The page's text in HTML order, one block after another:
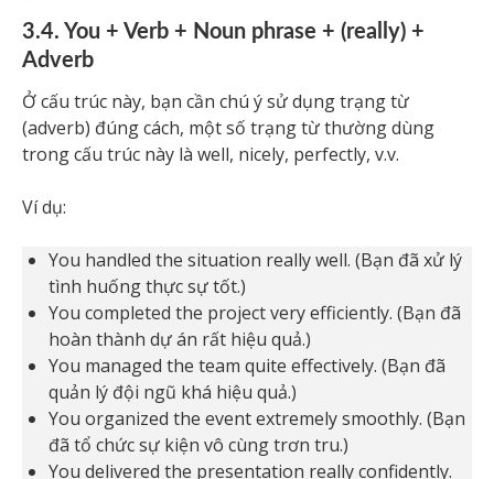
3.4. You + Verb + Noun phrase + (really) +
Adverb
Ở cấu trúc này, bạn cần chú ý sử dụng trạng từ
(adverb) đúng cách, một số trạng từ thường dùng
trong cấu trúc này là well, nicely, perfectly, v.v.
Ví dụ:
You handled the situation really well. (Bạn đã xử lý
tình huống thực sự tốt.)
You completed the project very efficiently. (Bạn đã
hoàn thành dự án rất hiệu quả.)
You managed the team quite effectively. (Bạn đã
quản lý đội ngũ khá hiệu quả.)
You organized the event extremely smoothly. (Bạn
đã tổ chức sự kiện vô cùng trơn tru.)
You delivered the presentation really confidently.